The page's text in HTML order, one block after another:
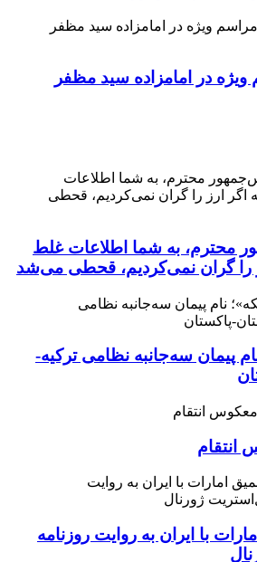
در امامزاده سید مظفر
محترم، به شما اطلاعات غلط
را گران نمی‌کردیم، قحطی می‌شد
پیمان سه‌جانبه نظامی ترکیه-
با ایران به روایت روزنامه